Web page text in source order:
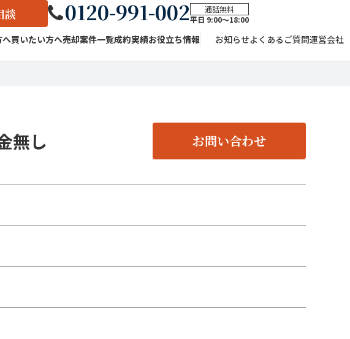
談 0120-991-002
通話無料
平日 9:00〜18:00
へ買いたい方へ売却案件一覧成約実績お役立ち情報 お知らせよくあるご質問運営会社
無し お問い合わせ